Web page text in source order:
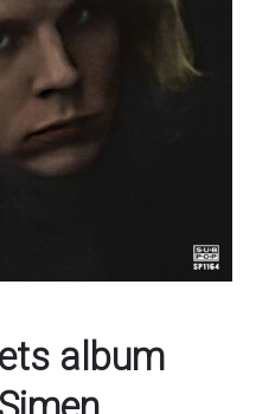
album